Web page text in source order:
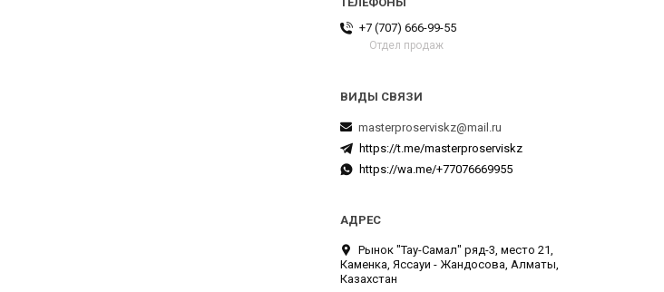
+7 (707) 666-99-55
Отдел продаж
masterproserviskz@mail.ru
https://t.me/masterproserviskz
https://wa.me/+77076669955
Рынок "Тау-Самал" ряд-3, место 21,
Каменка, Яссауи - Жандосова, Алматы,
Казахстан